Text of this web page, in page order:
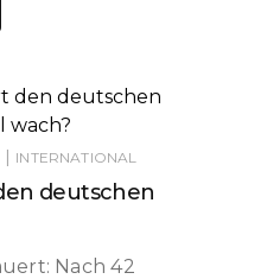
| INTERNATIONAL
deutschen
Nach 42